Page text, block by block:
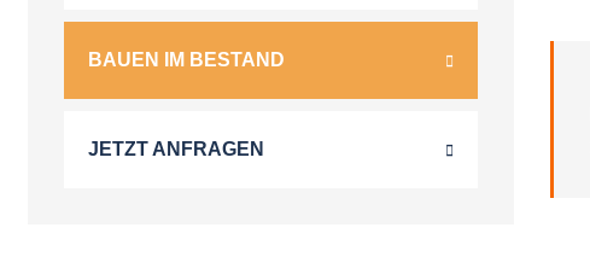
BAUEN IM BESTAND
JETZT ANFRAGEN